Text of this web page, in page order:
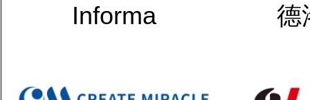
Informa 德